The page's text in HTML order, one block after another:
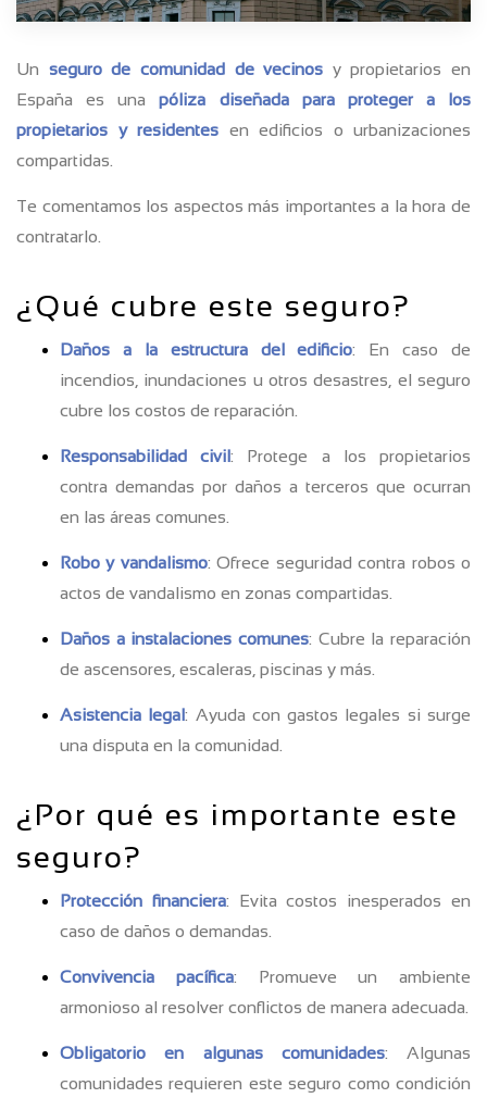
Un seguro de comunidad de vecinos y propietarios en
España es unapóliza diseñada para proteger a los
propietarios y residentes en edificios o urbanizaciones
compartidas.
Te comentamos los aspectos más importantes a la hora de
contratarlo.
¿Qué cubre este seguro?
Daños a la estructura del edificio: En caso de
incendios, inundaciones u otros desastres, el seguro
cubre los costos de reparación.
Responsabilidad civil: Protege a los propietarios
contra demandas por daños a terceros que ocurran
en las áreas comunes.
Robo y vandalismo: Ofrece seguridad contra robos o
actos de vandalismo en zonas compartidas.
Daños a instalaciones comunes: Cubre la reparación
de ascensores, escaleras, piscinas y más.
Asistencia legal: Ayuda con gastos legales si surge
una disputa en la comunidad.
¿Por qué es importante este
seguro?
Protección financiera: Evita costos inesperados en
caso de daños o demandas.
Convivencia pacífica: Promueve un ambiente
armonioso al resolver conflictos de manera adecuada.
Obligatorio en algunas comunidades: Algunas
comunidades requieren este seguro como condición